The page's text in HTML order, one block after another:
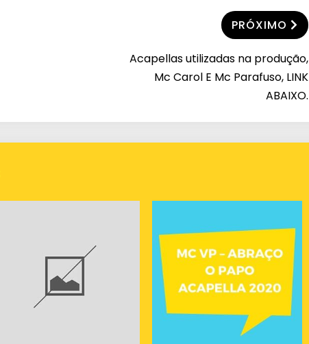
PRÓXIMO
Acapellas utilizadas na produção,
Mc Carol E Mc Parafuso, LINK
ABAIXO.